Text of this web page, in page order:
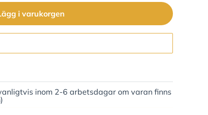
i varukorgen
inom 2-6 arbetsdagar om varan finns